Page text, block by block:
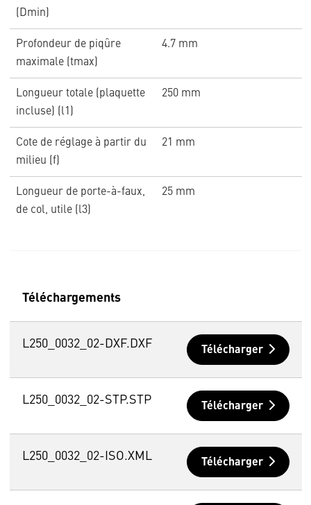
(Dmin)
Profondeur de piqûre
maximale (tmax)
4.7 mm
Longueur totale (plaquette
incluse) (l1)
250 mm
Cote de réglage à partir du
milieu (f)
21 mm
Longueur de porte-à-faux,
de col, utile (l3)
25 mm
Téléchargements
L250_0032_02-DXF.DXF Télécharger
L250_0032_02-STP.STP Télécharger
L250_0032_02-ISO.XML Télécharger